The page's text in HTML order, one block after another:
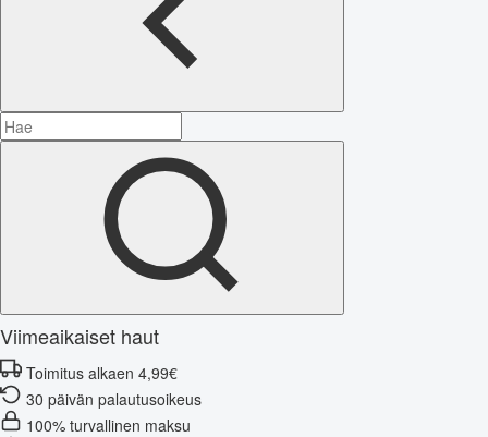
Viimeaikaiset haut
Toimitus alkaen 4,99€
30 päivän palautusoikeus
100% turvallinen maksu